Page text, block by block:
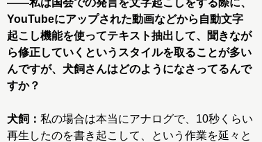
YouTubeにアップされた動画などから自動文字
起こし機能を使ってテキスト抽出して、聞きなが
ら修正していくというスタイルを取ることが多い
んですが、犬飼さんはどのようになさってるんで
すか？
犬飼： 私の場合は本当にアナログで、10秒くらい
再生したのを書き起こして、という作業を延々と